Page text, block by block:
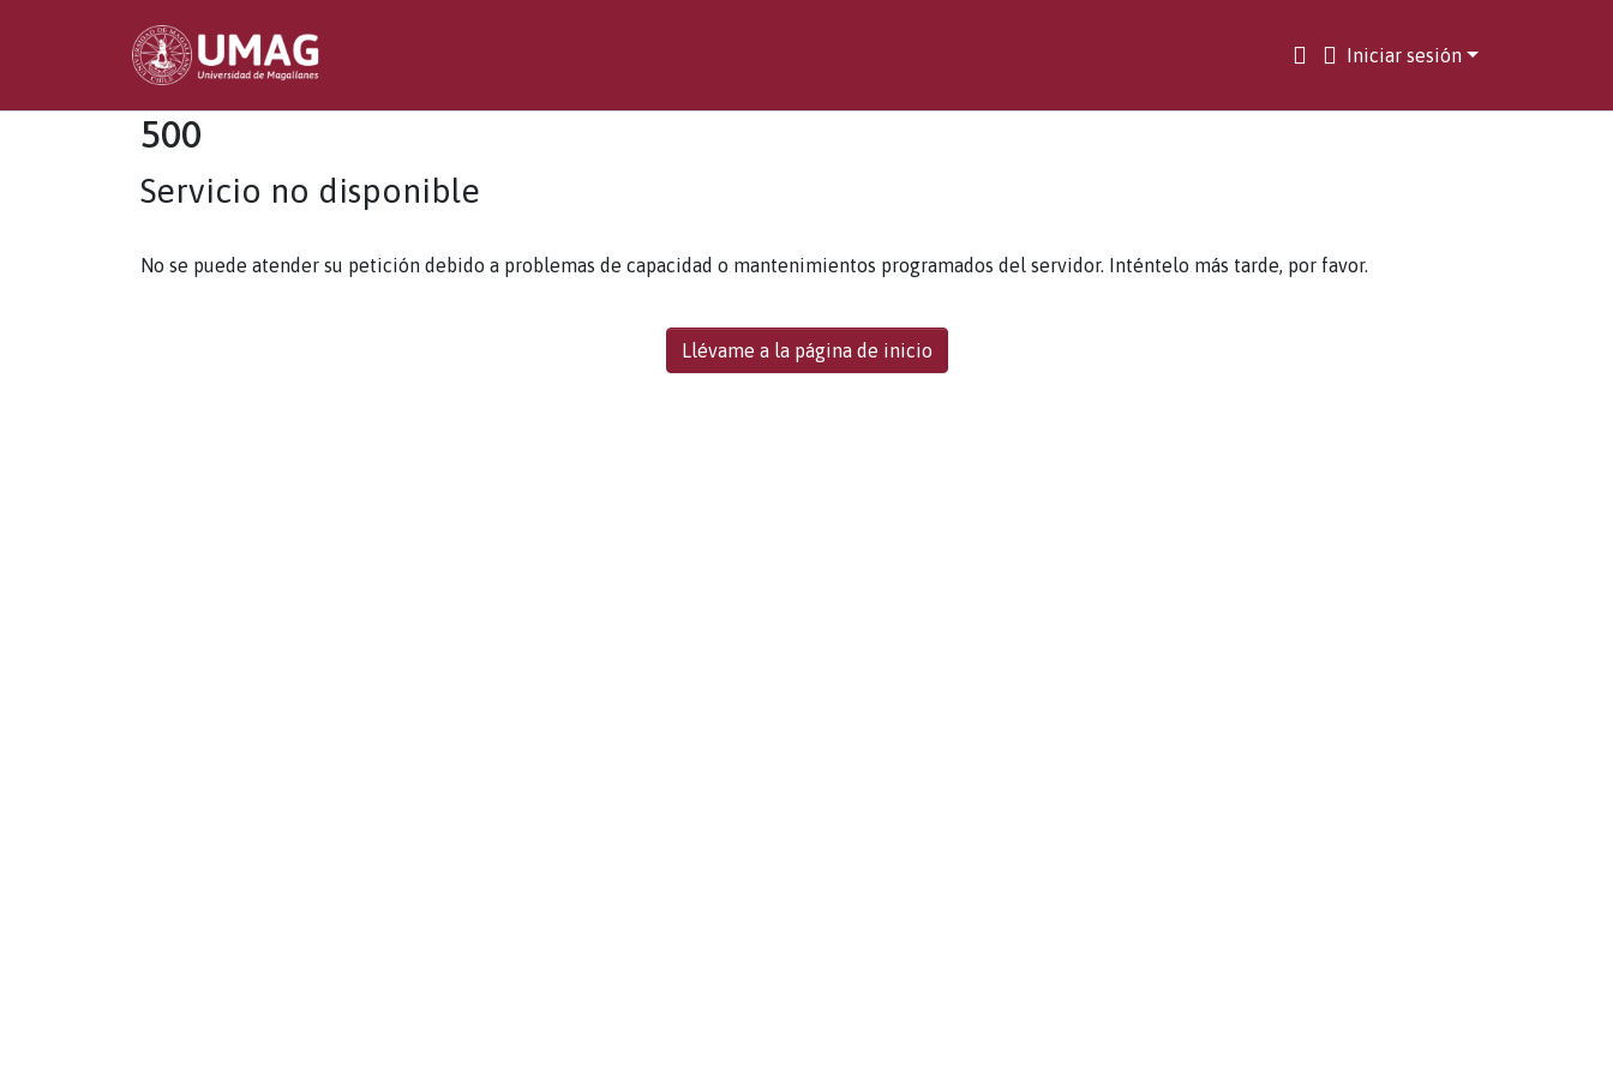
Iniciar sesión
500
Servicio no disponible
No se puede atender su petición debido a problemas de capacidad o mantenimientos programados del servidor. Inténtelo más tarde, por favor.
Llévame a la página de inicio